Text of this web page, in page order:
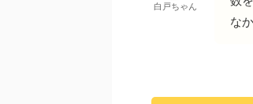
白戸ちゃん
な